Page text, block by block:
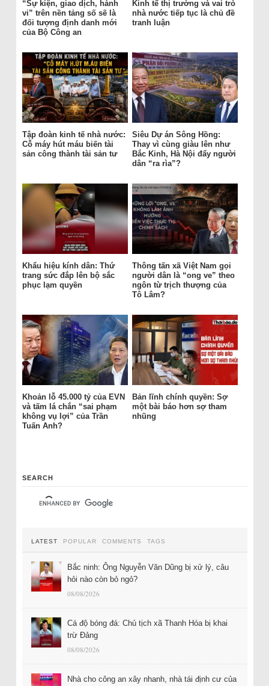
“Sự kiện, giao dịch, hành
vi” trên nền tảng số sẽ là
đối tượng định danh mới
của Bộ Công an
Kinh tế thị trường và vai trò
nhà nước tiếp tục là chủ đề
tranh luận
Tập đoàn kinh tế nhà nước:
Cỗ máy hút máu biến tài
sản công thành tài sản tư
Siêu Dự án Sông Hồng:
Thay vì cùng giàu lên như
Bắc Kinh, Hà Nội đẩy người
dân “ra rìa”?
Khẩu hiệu kính dân: Thứ
trang sức đắp lên bộ sắc
phục lạm quyền
Thông tấn xã Việt Nam gọi
người dân là “ong ve” theo
ngôn từ trịch thượng của
Tô Lâm?
Khoản lỗ 45.000 tỷ của EVN
và tấm lá chắn “sai phạm
không vụ lợi” của Trần
Tuấn Anh?
Bản lĩnh chính quyền: Sợ
một bài báo hơn sợ tham
nhũng
SEARCH
LATEST POPULAR COMMENTS TAGS
Bắc ninh: Ông Nguyễn Văn Dũng bị xử lý, câu
hỏi nào còn bỏ ngỏ?
08/08/2026
Cá độ bóng đá: Chủ tịch xã Thanh Hóa bị khai
trừ Đảng
08/08/2026
Nhà cho công an xây nhanh, nhà tái định cư của